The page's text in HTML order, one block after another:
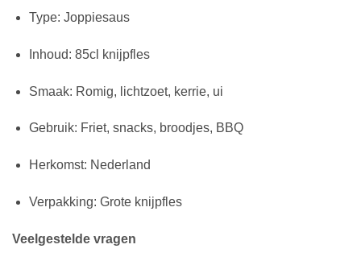
Type: Joppiesaus
Inhoud: 85cl knijpfles
Smaak: Romig, lichtzoet, kerrie, ui
Gebruik: Friet, snacks, broodjes, BBQ
Herkomst: Nederland
Verpakking: Grote knijpfles
Veelgestelde vragen